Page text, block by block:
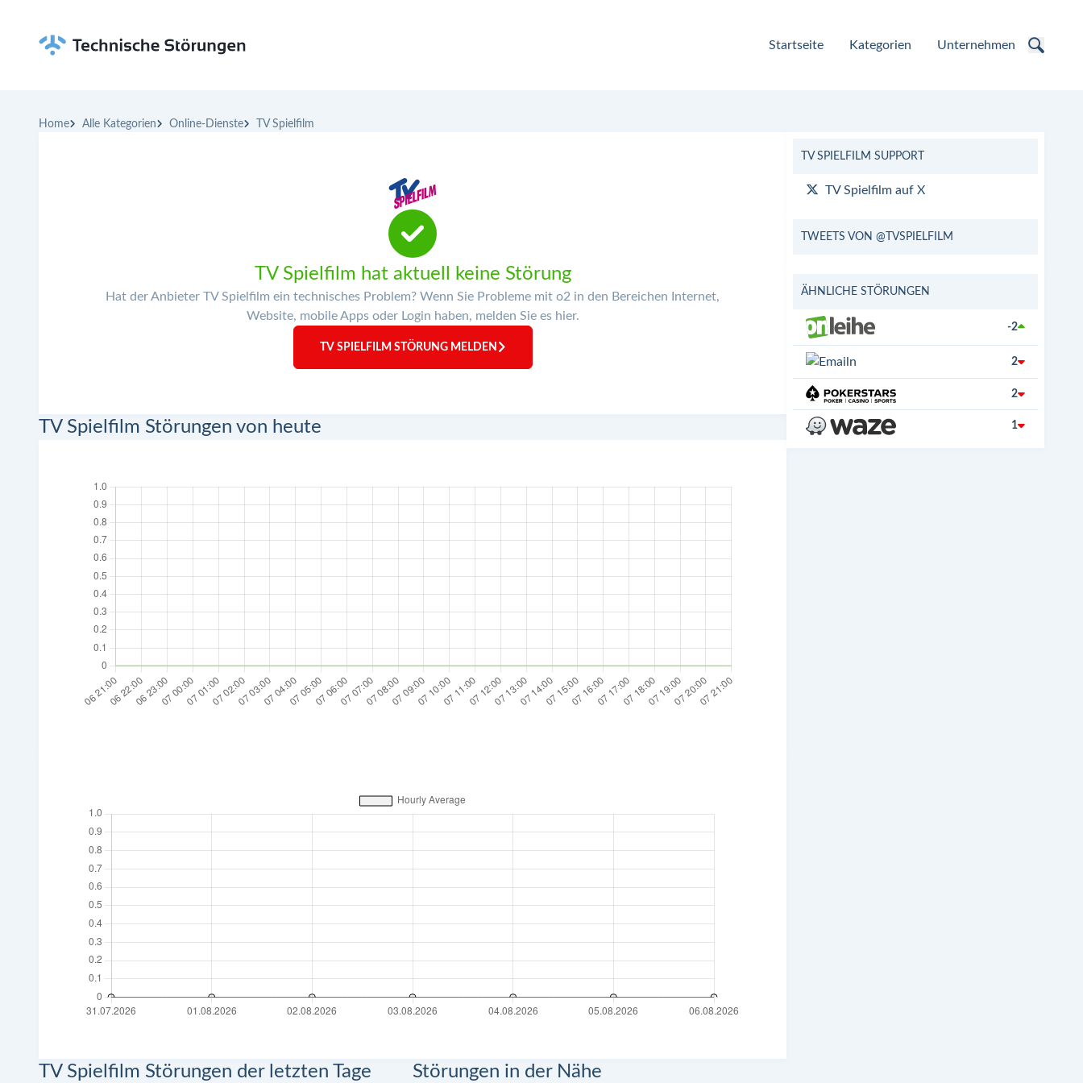
Startseite Kategorien Unternehmen
Home Alle Kategorien Online-Dienste TV Spielfilm
TV Spielfilm hat aktuell keine Störung
Hat der Anbieter TV Spielfilm ein technisches Problem? Wenn Sie Probleme mit o2 in den Bereichen Internet,
Website, mobile Apps oder Login haben, melden Sie es hier.
TV SPIELFILM STÖRUNG MELDEN
TV Spielfilm Störungen von heute
TV Spielfilm Störungen der letzten Tage Störungen in der Nähe
TV SPIELFILM SUPPORT
TV Spielfilm auf X
TWEETS VON @TVSPIELFILM
ÄHNLICHE STÖRUNGEN
-2
2
2
1